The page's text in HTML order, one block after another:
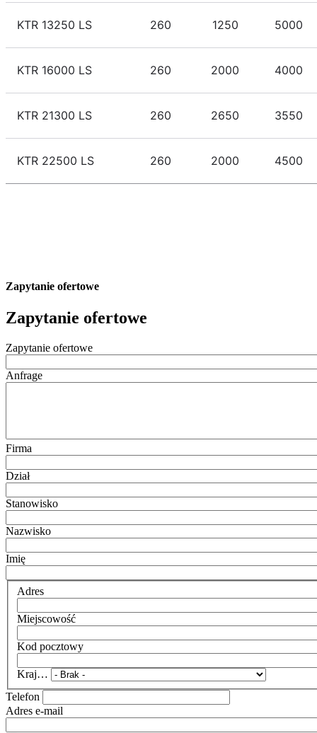
KTR 13250 LS 260 1250 5000
KTR 16000 LS 260 2000 4000
KTR 21300 LS 260 2650 3550
KTR 22500 LS 260 2000 4500
Zapytanie ofertowe
Zapytanie ofertowe
Zapytanie ofertowe
Anfrage
Firma
Dział
Stanowisko
Nazwisko
Imię
Adres
Miejscowość
Kod pocztowy
Kraj…
Telefon
Adres e-mail